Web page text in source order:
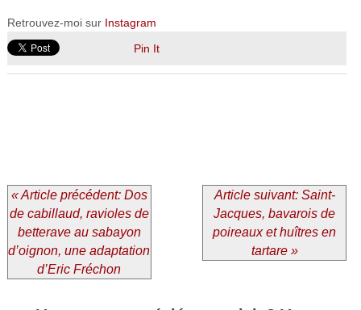
Retrouvez-moi sur Instagram
Pin It
« Article précédent: Dos
de cabillaud, ravioles de
betterave au sabayon
d’oignon, une adaptation
d’Eric Fréchon
Article suivant: Saint-
Jacques, bavarois de
poireaux et huîtres en
tartare »